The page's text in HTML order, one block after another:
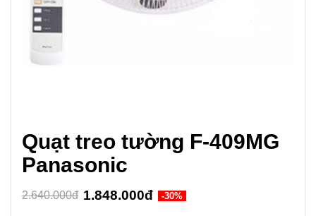
Quạt treo tường F-409MG
Panasonic
2.640.000đ 1.848.000đ -30%